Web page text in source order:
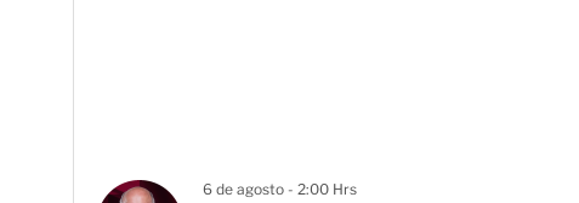
6 de agosto - 2:00 Hrs